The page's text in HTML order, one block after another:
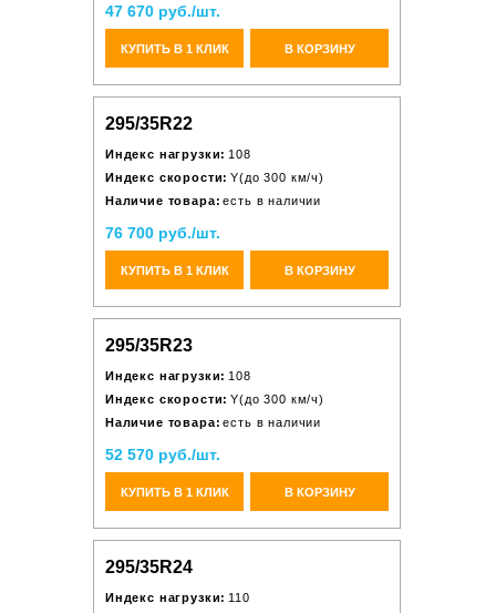
47 670 руб./шт.
КУПИТЬ В 1 КЛИК В КОРЗИНУ
295/35R22
Индекс нагрузки: 108
Индекс скорости: Y(до 300 км/ч)
Наличие товара: есть в наличии
76 700 руб./шт.
КУПИТЬ В 1 КЛИК В КОРЗИНУ
295/35R23
Индекс нагрузки: 108
Индекс скорости: Y(до 300 км/ч)
Наличие товара: есть в наличии
52 570 руб./шт.
КУПИТЬ В 1 КЛИК В КОРЗИНУ
295/35R24
Индекс нагрузки: 110